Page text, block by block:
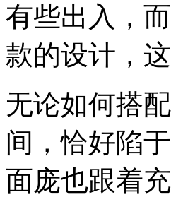
有些出入，
款的设计，
无论如何搭
间，恰好陷
面庞也跟着